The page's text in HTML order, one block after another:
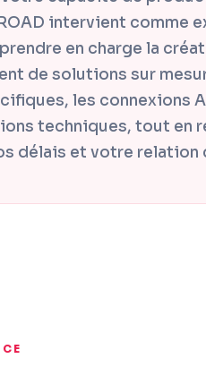
intervient comme
en charge la
de solutions sur
les connexions
techniques, tout en
délais et votre relation